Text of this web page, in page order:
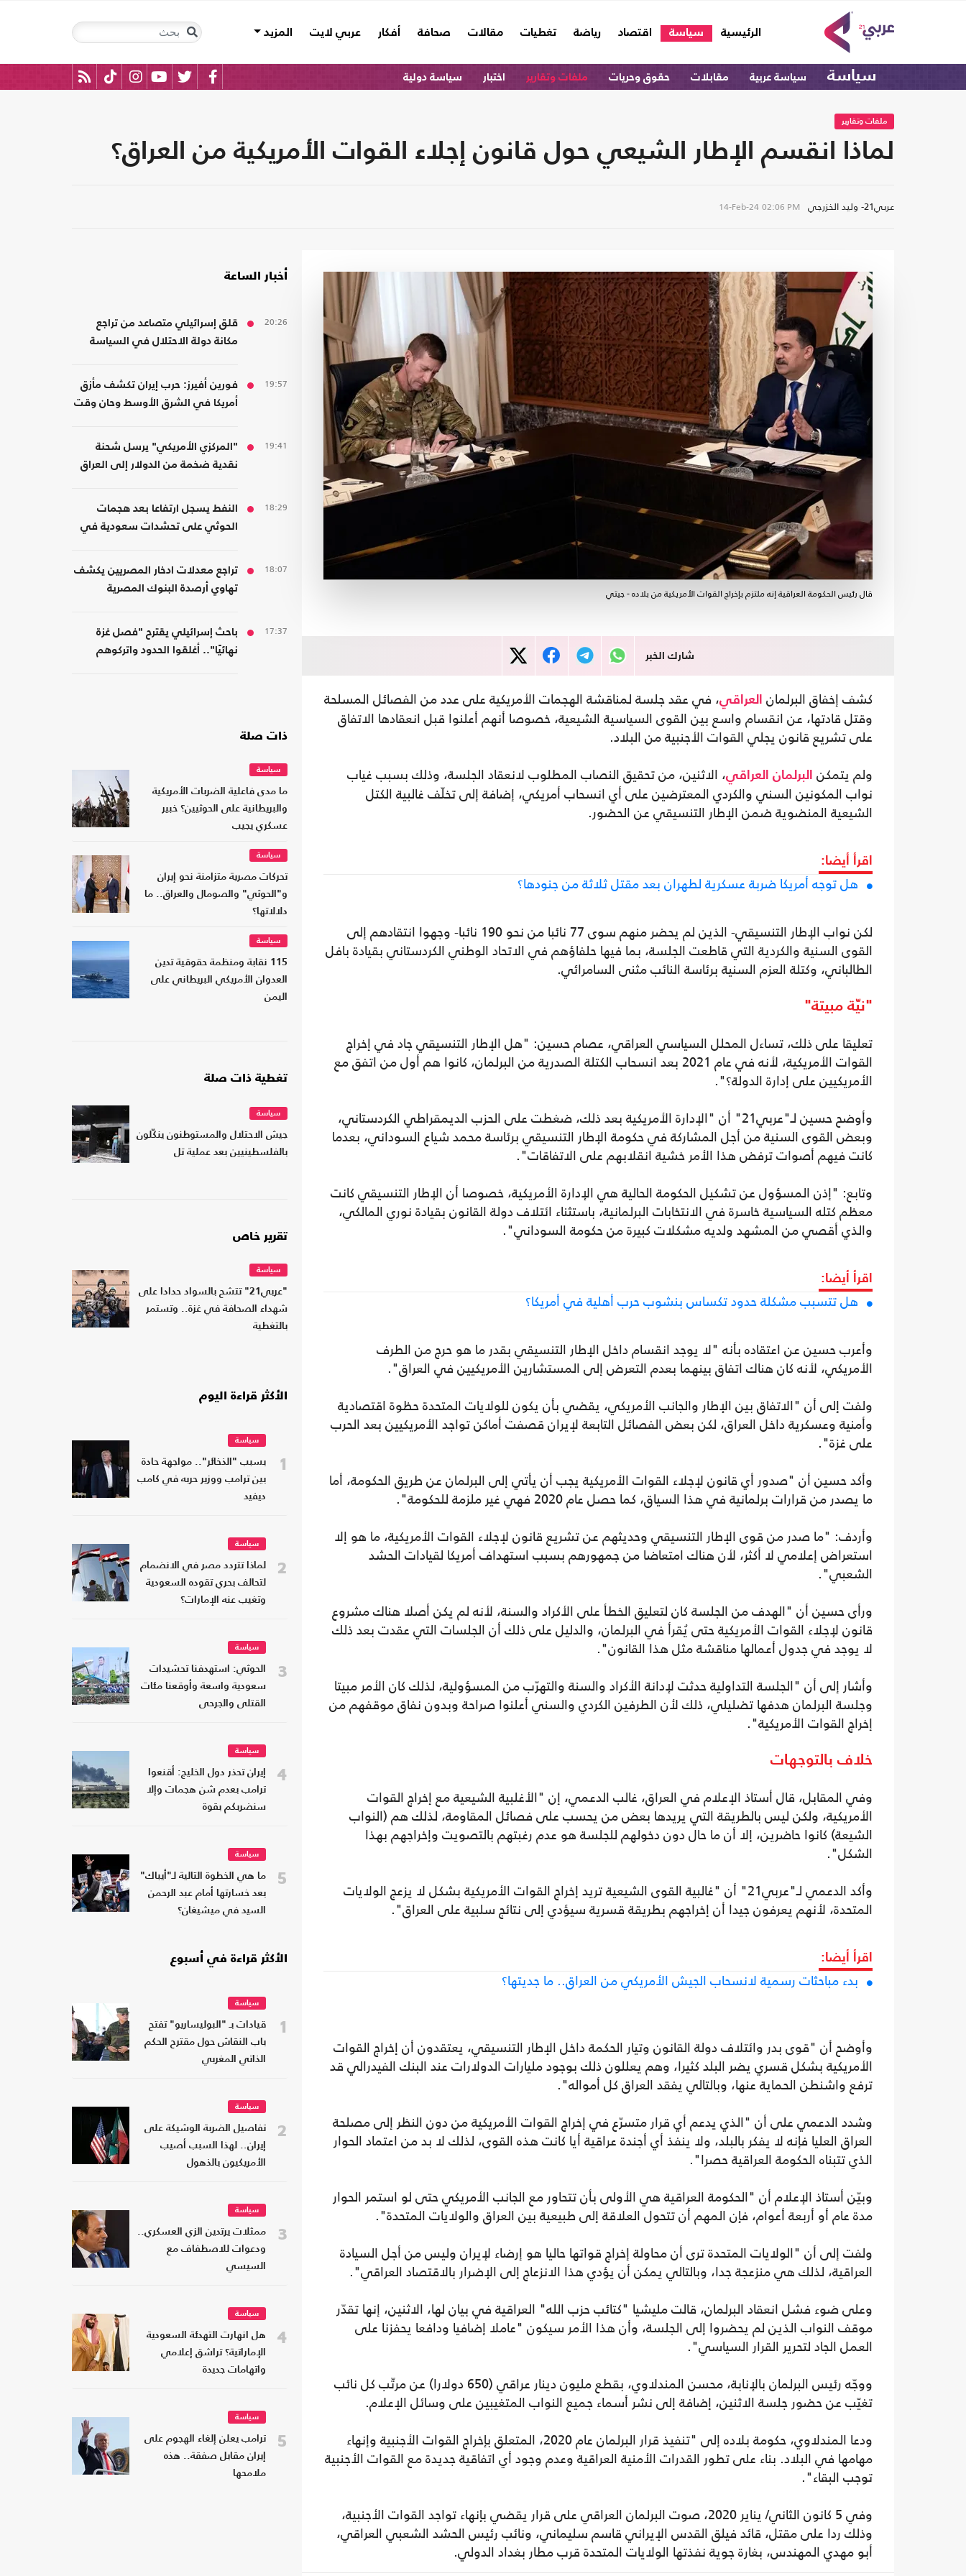
الرئيسية
(current) سياسة اقتصاد رياضة تغطيات مقالات صحافة أفكار عربي لايت المزيد
سياسة سياسة عربية مقابلات حقوق وحريات ملفات وتقارير اختبار سياسة دولية
ملفات وتقارير
لماذا انقسم الإطار الشيعي حول قانون إجلاء القوات الأمريكية من العراق؟
عربي21- وليد الخزرجي 14-Feb-24 02:06 PM
قال رئيس الحكومة العراقية إنه ملتزم بإخراج القوات الأمريكية من بلاده - جيتي
شارك الخبر
كشف إخفاق البرلمان العراقي، في عقد جلسة لمناقشة الهجمات الأمريكية على عدد من الفصائل المسلحة
وقتل قادتها، عن انقسام واسع بين القوى السياسية الشيعية، خصوصا أنهم أعلنوا قبل انعقادها الاتفاق
على تشريع قانون يجلي القوات الأجنبية من البلاد.
ولم يتمكن
البرلمان العراقي، الاثنين، من تحقيق النصاب المطلوب لانعقاد الجلسة، وذلك بسبب غياب
نواب المكونين السني والكردي المعترضين على أي انسحاب أمريكي، إضافة إلى تخلّف غالبية الكتل
الشيعية المنضوية ضمن الإطار التنسيقي عن الحضور.
اقرأ أيضا:
هل توجه أمريكا ضربة عسكرية لطهران بعد مقتل ثلاثة من جنودها؟
لكن نواب الإطار التنسيقي- الذين لم يحضر منهم سوى 77 نائبا من نحو 190 نائبا- وجهوا انتقادهم إلى
القوى السنية والكردية التي قاطعت الجلسة، بما فيها حلفاؤهم في الاتحاد الوطني الكردستاني بقيادة بافل
الطالباني، وكتلة العزم السنية برئاسة النائب مثنى السامرائي.
"نيّة مبيتة"
تعليقا على ذلك، تساءل المحلل السياسي العراقي، عصام حسين: "هل الإطار التنسيقي جاد في إخراج
القوات الأمريكية، لأنه في عام 2021 بعد انسحاب الكتلة الصدرية من البرلمان، كانوا هم أول من اتفق مع
الأمريكيين على إدارة الدولة؟".
وأوضح حسين لـ"عربي21" أن "الإدارة الأمريكية بعد ذلك، ضغطت على الحزب الديمقراطي الكردستاني،
وبعض القوى السنية من أجل المشاركة في حكومة الإطار التنسيقي برئاسة محمد شياع السوداني، بعدما
كانت فيهم أصوات ترفض هذا الأمر خشية انقلابهم على الاتفاقات".
وتابع: "إذن المسؤول عن تشكيل الحكومة الحالية هي الإدارة الأمريكية، خصوصا أن الإطار التنسيقي كانت
معظم كتله السياسية خاسرة في الانتخابات البرلمانية، باستثناء ائتلاف دولة القانون بقيادة نوري المالكي،
والذي أقصي من المشهد ولديه مشكلات كبيرة من حكومة السوداني".
اقرأ أيضا:
هل تتسبب مشكلة حدود تكساس بنشوب حرب أهلية في أمريكا؟
وأعرب حسين عن اعتقاده بأنه "لا يوجد انقسام داخل الإطار التنسيقي بقدر ما هو حرج من الطرف
الأمريكي، لأنه كان هناك اتفاق بينهما بعدم التعرض إلى المستشارين الأمريكيين في العراق".
ولفت إلى أن "الاتفاق بين الإطار والجانب الأمريكي، يقضي بأن يكون للولايات المتحدة حظوة اقتصادية
وأمنية وعسكرية داخل العراق، لكن بعض الفصائل التابعة لإيران قصفت أماكن تواجد الأمريكيين بعد الحرب
على غزة".
وأكد حسين أن "صدور أي قانون لإجلاء القوات الأمريكية يجب أن يأتي إلى البرلمان عن طريق الحكومة، أما
ما يصدر من قرارات برلمانية في هذا السياق، كما حصل عام 2020 فهي غير ملزمة للحكومة".
وأردف: "ما صدر من قوى الإطار التنسيقي وحديثهم عن تشريع قانون لإجلاء القوات الأمريكية، ما هو إلا
استعراض إعلامي لا أكثر، لأن هناك امتعاضا من جمهورهم بسبب استهداف أمريكا لقيادات الحشد
الشعبي".
ورأى حسين أن "الهدف من الجلسة كان لتعليق الخطأ على الأكراد والسنة، لأنه لم يكن أصلا هناك مشروع
قانون لإجلاء القوات الأمريكية حتى يُقرأ في البرلمان، والدليل على ذلك أن الجلسات التي عقدت بعد ذلك
لا يوجد في جدول أعمالها مناقشة مثل هذا القانون".
وأشار إلى أن "الجلسة التداولية حدثت لإدانة الأكراد والسنة والتهرّب من المسؤولية، لذلك كان الأمر مبيتا
وجلسة البرلمان هدفها تضليلي، ذلك لأن الطرفين الكردي والسني أعلنوا صراحة وبدون نفاق موقفهم من
إخراج القوات الأمريكية".
خلاف بالتوجهات
وفي المقابل، قال أستاذ الإعلام في العراق، غالب الدعمي، إن "الأغلبية الشيعية مع إخراج القوات
الأمريكية، ولكن ليس بالطريقة التي يريدها بعض من يحسب على فصائل المقاومة، لذلك هم (النواب
الشيعة) كانوا حاضرين، إلا أن ما حال دون دخولهم للجلسة هو عدم رغبتهم بالتصويت وإخراجهم بهذا
الشكل".
وأكد الدعمي لـ"عربي21" أن "غالبية القوى الشيعية تريد إخراج القوات الأمريكية بشكل لا يزعج الولايات
المتحدة، لأنهم يعرفون جيدا أن إخراجهم بطريقة قسرية سيؤدي إلى نتائج سلبية على العراق".
اقرأ أيضا:
بدء مباحثات رسمية لانسحاب الجيش الأمريكي من العراق.. ما جديتها؟
وأوضح أن "قوى بدر وائتلاف دولة القانون وتيار الحكمة داخل الإطار التنسيقي، يعتقدون أن إخراج القوات
الأمريكية بشكل قسري يضر البلد كثيرا، وهم يعللون ذلك بوجود مليارات الدولارات عند البنك الفيدرالي قد
ترفع واشنطن الحماية عنها، وبالتالي يفقد العراق كل أمواله".
وشدد الدعمي على أن "الذي يدعم أي قرار متسرّع في إخراج القوات الأمريكية من دون النظر إلى مصلحة
العراق العليا فإنه لا يفكر بالبلد، ولا ينفذ أي أجندة عراقية أيا كانت هذه القوى، لذلك لا بد من اعتماد الحوار
الذي تتبناه الحكومة العراقية حصرا".
وبيّن أستاذ الإعلام أن "الحكومة العراقية هي الأولى بأن تتحاور مع الجانب الأمريكي حتى لو استمر الحوار
مدة عام أو أربعة أعوام، فإن المهم أن تتحول العلاقة إلى طبيعية بين العراق والولايات المتحدة".
ولفت إلى أن "الولايات المتحدة ترى أن محاولة إخراج قواتها حاليا هو إرضاء لإيران وليس من أجل السيادة
العراقية، لذلك هي منزعجة جدا، وبالتالي يمكن أن يؤدي هذا الانزعاج إلى الإضرار بالاقتصاد العراقي".
وعلى ضوء فشل انعقاد البرلمان، قالت مليشيا "كتائب حزب الله" العراقية في بيان لها، الاثنين، إنها تقدّر
موقف النواب الذين لم يحضروا إلى الجلسة، وأن هذا الأمر سيكون "عاملا إضافيا ودافعا يحفزنا على
العمل الجاد لتحرير القرار السياسي".
ووجّه رئيس البرلمان بالإنابة، محسن المندلاوي، بقطع مليون دينار عراقي (650 دولارا) عن مرتّب كل نائب
تغيّب عن حضور جلسة الاثنين، إضافة إلى نشر أسماء جميع النواب المتغيبين على وسائل الإعلام.
ودعا المندلاوي، حكومة بلاده إلى "تنفيذ قرار البرلمان عام 2020، المتعلق بإخراج القوات الأجنبية وإنهاء
مهامها في البلاد. بناء على تطور القدرات الأمنية العراقية وعدم وجود أي اتفاقية جديدة مع القوات الأجنبية
توجب البقاء".
وفي 5 كانون الثاني/ يناير 2020، صوت البرلمان العراقي على قرار يقضي بإنهاء تواجد القوات الأجنبية،
وذلك ردا على مقتل، قائد فيلق القدس الإيراني قاسم سليماني، ونائب رئيس الحشد الشعبي العراقي،
أبو مهدي المهندس، بغارة جوية نفذتها الولايات المتحدة قرب مطار بغداد الدولي.
أخبار الساعة
20:26
قلق إسرائيلي متصاعد من تراجع
مكانة دولة الاحتلال في السياسة
19:57
فورين أفيرز: حرب إيران تكشف مأزق
أمريكا في الشرق الأوسط وحان وقت
19:41
"المركزي الأمريكي" يرسل شحنة
نقدية ضخمة من الدولار إلى العراق
18:29
النفط يسجل ارتفاعا بعد هجمات
الحوثي على تحشدات سعودية في
18:07
تراجع معدلات ادخار المصريين يكشف
تهاوي أرصدة البنوك المصرية
17:37
باحث إسرائيلي يقترح "فصل غزة
نهائيًا".. أغلقوا الحدود واتركوهم
ذات صلة
سياسة
ما مدى فاعلية الضربات الأمريكية
والبريطانية على الحوثيين؟ خبير
عسكري يجيب
سياسة
تحركات مصرية متزامنة نحو إيران
و"الحوثي" والصومال والعراق.. ما
دلالاتها؟
سياسة
115 نقابة ومنظمة حقوقية تدين
العدوان الأمريكي البريطاني على
اليمن
تغطية ذات صلة
سياسة
جيش الاحتلال والمستوطنون ينكّلون
بالفلسطينيين بعد عملية تل
تقرير خاص
سياسة
"عربي21" تتشح بالسواد حدادا على
شهداء الصحافة في غزة.. وتستمر
بالتغطية
الأكثر قراءة اليوم
1
سياسة
بسبب "الذخائر".. مواجهة حادة
بين ترامب ووزير حربه في كامب
ديفيد
2
سياسة
لماذا تتردد مصر في الانضمام
لتحالف بحري تقوده السعودية
وتغيب عنه الإمارات؟
3
سياسة
الحوثي: استهدفنا تحشيدات
سعودية واسعة وأوقعنا مئات
القتلى والجرحى
4
سياسة
إيران تحذر دول الخليج: أقنعوا
ترامب بعدم شن هجمات وإلا
سنضربكم بقوة
5
سياسة
ما هي الخطوة التالية لـ"أيباك"
بعد خسارتها أمام عبد الرحمن
السيد في ميشيغان؟
الأكثر قراءة في أسبوع
1
سياسة
قيادات بـ "البوليساريو" تفتح
باب النقاش حول مقترح الحكم
الذاتي المغربي
2
سياسة
تفاصيل الضربة الوشيكة على
إيران.. لهذا السبب أصيب
الأمريكيون بالذهول
3
سياسة
ممثلات يرتدين الزي العسكري..
ودعوات للاصطفاف مع
السيسي
4
سياسة
هل انهارت التهدئة السعودية
الإماراتية؟ تراشق إعلامي
واتهامات جديدة
5
سياسة
ترامب يعلن إلغاء الهجوم على
إيران مقابل صفقة.. هذه
ملامحها